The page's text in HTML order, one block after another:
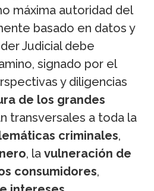
máxima autoridad del
basado en datos y
Judicial debe
signado por el
y diligencias
de los grandes
transversales a toda la
criminales,
, la vulneración de
consumidores,